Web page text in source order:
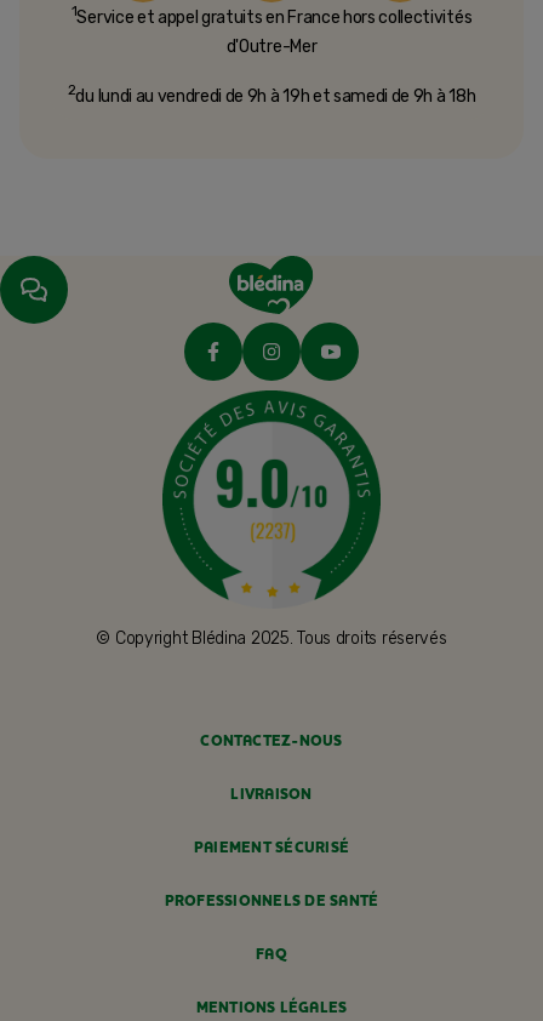
1Service et appel gratuits en France hors collectivités
d'Outre-Mer​
2du lundi au vendredi de 9h à 19h et samedi de 9h à 18h
© Copyright Blédina 2025. Tous droits réservés
CONTACTEZ-NOUS
LIVRAISON
PAIEMENT SÉCURISÉ
PROFESSIONNELS DE SANTÉ
FAQ
MENTIONS LÉGALES